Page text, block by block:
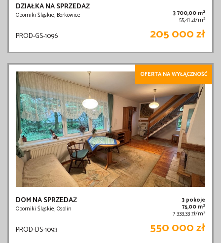
DZIAŁKA NA SPRZEDAŻ
Oborniki Śląskie, Borkowice 3 700,00 m2
55,41 zł/m2
PROD-GS-1096 205 000 zł
OFERTA NA WYŁĄCZNOŚĆ
DOM NA SPRZEDAŻ
Oborniki Śląskie, Osolin
3 pokoje
75,00 m2
7 333,33 zł/m2
PROD-DS-1093 550 000 zł